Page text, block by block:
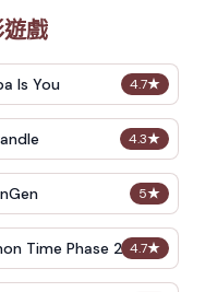
戲
4.7★
Is You
4.3★
5★
4.7★
Time Phase 2